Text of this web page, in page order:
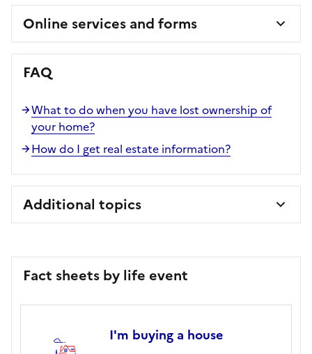
Online services and forms
FAQ
What to do when you have lost ownership of
your home?
How do I get real estate information?
Additional topics
Fact sheets by life event
I'm buying a house